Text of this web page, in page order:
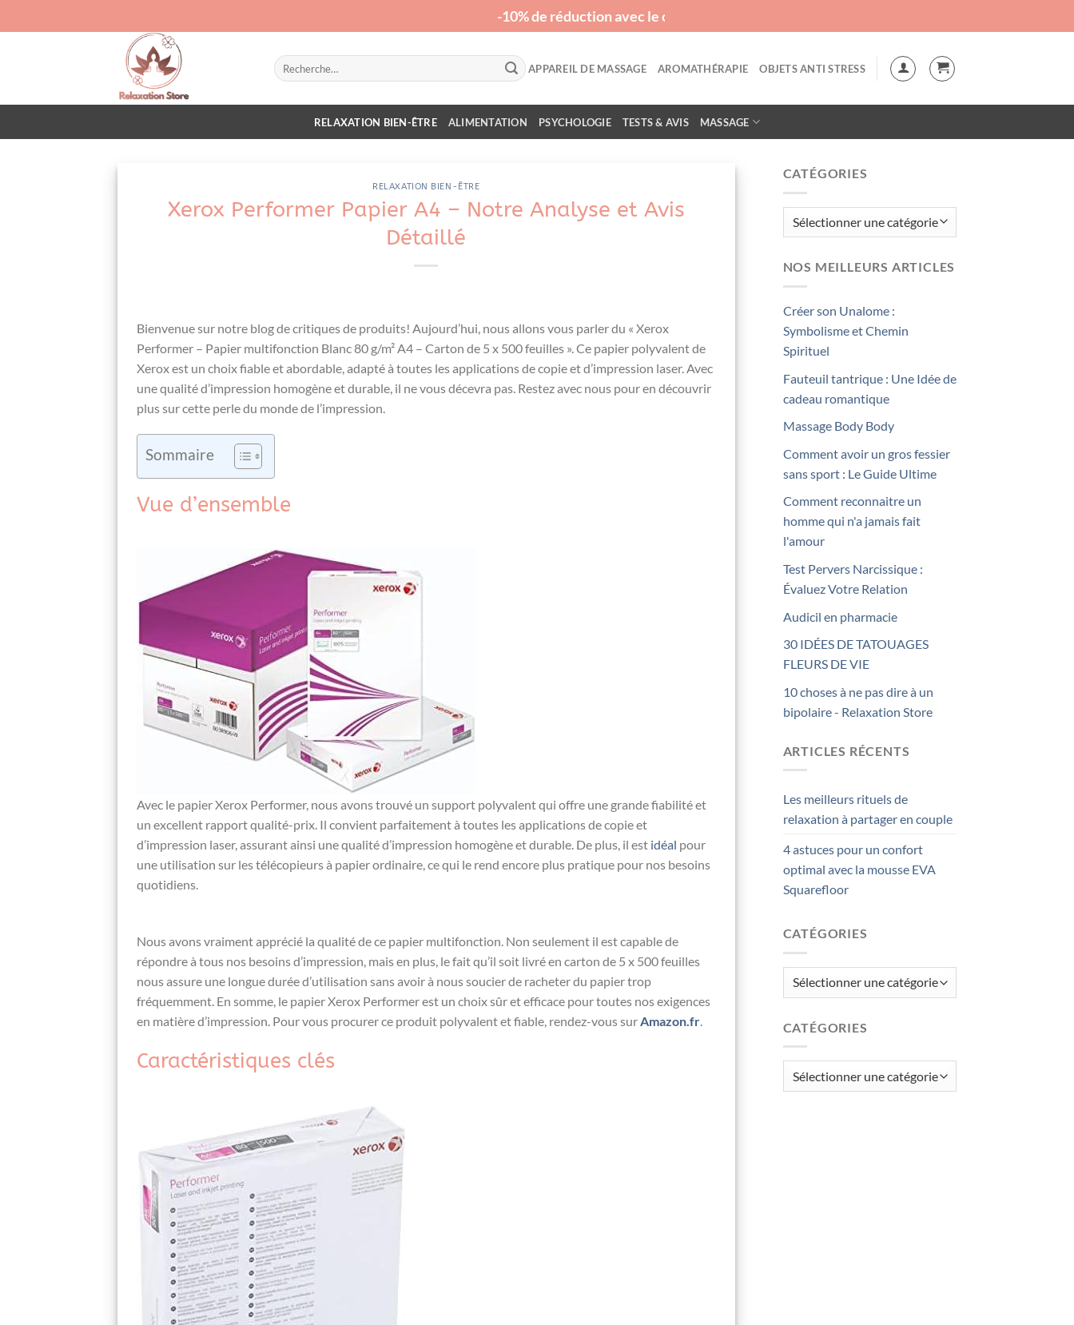
au
-10% de réduction avec le code "RELAX"
Recherche
pour :
APPAREIL DE MASSAGE AROMATHÉRAPIE OBJETS ANTI STRESS
RELAXATION BIEN-ÊTRE ALIMENTATION PSYCHOLOGIE TESTS & AVIS MASSAGE
RELAXATION BIEN-ÊTRE
Xerox Performer Papier A4 – Notre Analyse et Avis
Détaillé
Bienvenue sur notre blog de critiques‌ de produits! Aujourd’hui, nous⁢ allons vous parler du « Xerox
Performer – Papier multifonction Blanc‌ 80 g/m² A4 – Carton de 5 ⁢x 500 feuilles ». ⁣Ce papier polyvalent de
Xerox est un ⁣choix ⁢fiable et abordable, adapté à toutes les applications de copie et d’impression ‍laser. Avec
une qualité d’impression homogène ⁤et durable, il ne vous ⁢décevra pas. Restez avec nous ‍pour en découvrir
plus​ sur cette ‍perle du monde de l’impression.
Sommaire
Vue d’ensemble
Avec le papier Xerox Performer, ⁢nous avons trouvé un ​support polyvalent qui offre⁤ une grande fiabilité et
un‍ excellent rapport ⁣qualité-prix. Il convient parfaitement à toutes les applications⁣ de copie et
⁢d’impression⁤ laser, assurant ainsi une qualité d’impression ‌homogène et durable. De plus, il est idéal pour
une utilisation sur les ‍télécopieurs à papier ordinaire, ce qui le‍ rend encore plus ​pratique pour nos besoins
quotidiens.
Nous avons vraiment​ apprécié la⁢ qualité de ce papier multifonction. ⁢Non seulement il est capable de
répondre à tous nos besoins d’impression, mais en plus, le fait ‌qu’il soit livré​ en carton de‌ 5 x 500 feuilles
nous assure une longue durée d’utilisation sans avoir à⁢ nous soucier ‍de ‍racheter du papier trop
fréquemment. En​ somme, ‌le papier Xerox ‍Performer est un‌ choix sûr⁣ et efficace pour toutes nos‍ exigences
⁣en matière d’impression. Pour vous procurer ce produit polyvalent et fiable, rendez-vous surAmazon.fr.
Caractéristiques clés
CATÉGORIES
Catégories
NOS MEILLEURS ARTICLES
Créer son Unalome :
Symbolisme et Chemin
Spirituel
Fauteuil tantrique : Une Idée de
cadeau romantique
Massage Body Body
Comment avoir un gros fessier
sans sport : Le Guide Ultime
Comment reconnaitre un
homme qui n'a jamais fait
l'amour
Test Pervers Narcissique :
Évaluez Votre Relation
Audicil en pharmacie
30 IDÉES DE TATOUAGES
FLEURS DE VIE
10 choses à ne pas dire à un
bipolaire - Relaxation Store
ARTICLES RÉCENTS
Les meilleurs rituels de
relaxation à partager en couple
4 astuces pour un confort
optimal avec la mousse EVA
Squarefloor
CATÉGORIES
Catégories
CATÉGORIES